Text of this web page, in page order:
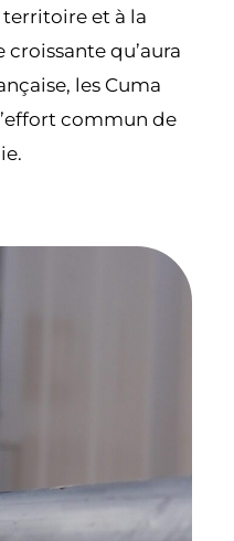
territoire et à la
croissante qu’aura
les Cuma
commun de